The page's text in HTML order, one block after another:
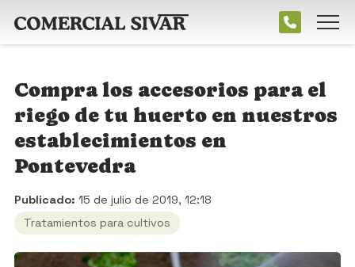
Compra los accesorios para el
riego de tu huerto en nuestros
establecimientos en
Pontevedra
Publicado: 15 de julio de 2019, 12:18
Tratamientos para cultivos